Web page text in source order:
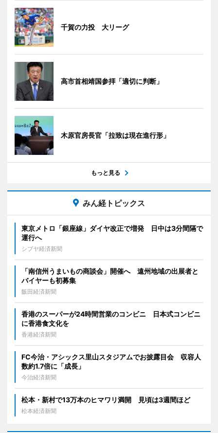
千賀の力投 大リーグ
高市首相靖国参拝「適切に判断」
木原官房長官「拉致は現在進行形」
もっと見る
みん経トピックス
東京メトロ「銀座線」ダイヤ改正で増発 日中は3分間隔で
運行へ
シブヤ経済新聞
「南信州うまいもの商談会」開催へ 遠州地域の出展者と
バイヤーも初募集
飯田経済新聞
香港のスーパーが24時間営業のコンビニ 日本式コンビニ
に香港食文化を
香港経済新聞
FC今治・アシックス里山スタジアムでお披露目会 収容人
数約1.7倍に「成長」
今治経済新聞
松本・新村で13万本のヒマワリ満開 見頃は3週間ほど
松本経済新聞